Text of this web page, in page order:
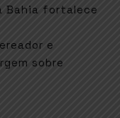
Bahia fortalece
e
sobre